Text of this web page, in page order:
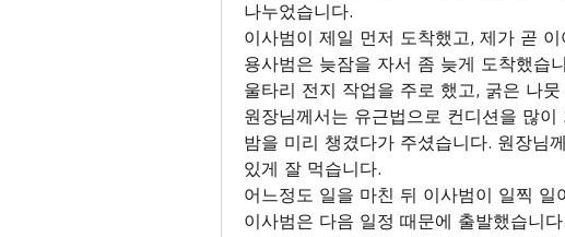
나누었습니다.
이사범이 제일 먼저 도착했고, 제가 곧
용사범은 늦잠을 자서 좀 늦게 도착했습
울타리 전지 작업을 주로 했고, 굵은 나
원장님께서는 유근법으로 컨디션을 많이
밤을 미리 챙겼다가 주셨습니다. 원장님
있게 잘 먹습니다.
어느정도 일을 마친 뒤 이사범이 일찍 일
이사범은 다음 일정 때문에 출발했습니